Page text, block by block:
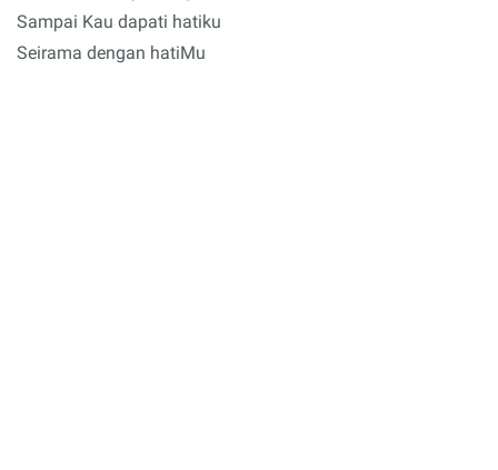
Sampai Kau dapati hatiku
Seirama dengan hatiMu